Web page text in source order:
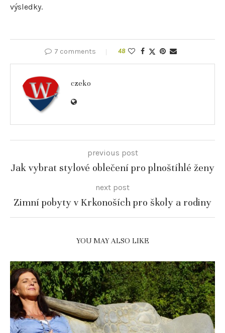
výsledky.
7 comments 48
czeko
previous post
Jak vybrat stylové oblečení pro plnoštíhlé ženy
next post
Zimní pobyty v Krkonoších pro školy a rodiny
YOU MAY ALSO LIKE